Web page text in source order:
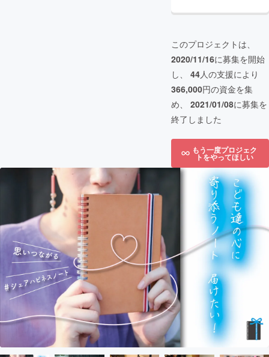
このプロジェクトは、
2020/11/16に募集を開始
し、 44人の支援により
366,000円の資金を集
め、 2021/01/08に募集を
終了しました
もう一度プロジェク
トをやってほしい